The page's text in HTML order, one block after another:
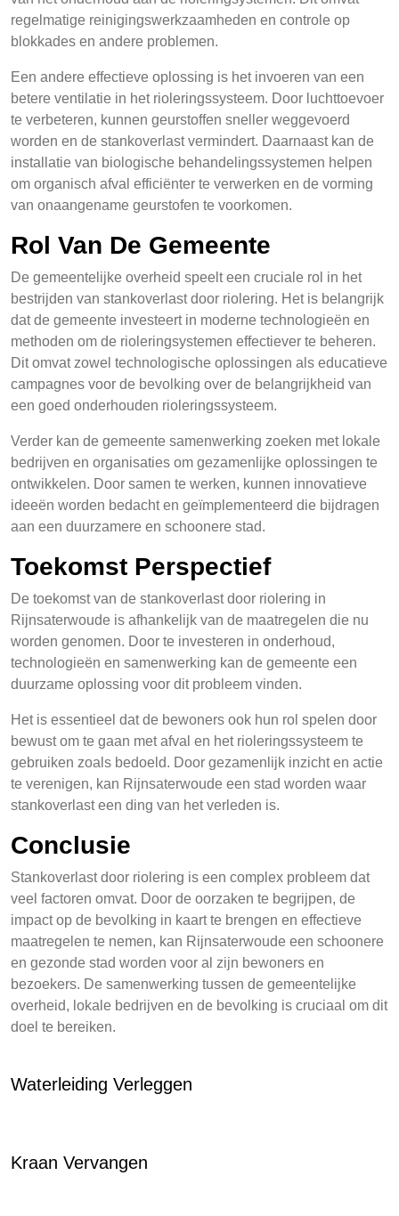
regelmatige reinigingswerkzaamheden en controle op
blokkades en andere problemen.
Een andere effectieve oplossing is het invoeren van een
betere ventilatie in het rioleringssysteem. Door luchttoevoer
te verbeteren, kunnen geurstoffen sneller weggevoerd
worden en de stankoverlast vermindert. Daarnaast kan de
installatie van biologische behandelingssystemen helpen
om organisch afval efficiënter te verwerken en de vorming
van onaangename geurstofen te voorkomen.
Rol Van De Gemeente
De gemeentelijke overheid speelt een cruciale rol in het
bestrijden van stankoverlast door riolering. Het is belangrijk
dat de gemeente investeert in moderne technologieën en
methoden om de rioleringsystemen effectiever te beheren.
Dit omvat zowel technologische oplossingen als educatieve
campagnes voor de bevolking over de belangrijkheid van
een goed onderhouden rioleringssysteem.
Verder kan de gemeente samenwerking zoeken met lokale
bedrijven en organisaties om gezamenlijke oplossingen te
ontwikkelen. Door samen te werken, kunnen innovatieve
ideeën worden bedacht en geïmplementeerd die bijdragen
aan een duurzamere en schoonere stad.
Toekomst Perspectief
De toekomst van de stankoverlast door riolering in
Rijnsaterwoude is afhankelijk van de maatregelen die nu
worden genomen. Door te investeren in onderhoud,
technologieën en samenwerking kan de gemeente een
duurzame oplossing voor dit probleem vinden.
Het is essentieel dat de bewoners ook hun rol spelen door
bewust om te gaan met afval en het rioleringssysteem te
gebruiken zoals bedoeld. Door gezamenlijk inzicht en actie
te verenigen, kan Rijnsaterwoude een stad worden waar
stankoverlast een ding van het verleden is.
Conclusie
Stankoverlast door riolering is een complex probleem dat
veel factoren omvat. Door de oorzaken te begrijpen, de
impact op de bevolking in kaart te brengen en effectieve
maatregelen te nemen, kan Rijnsaterwoude een schoonere
en gezonde stad worden voor al zijn bewoners en
bezoekers. De samenwerking tussen de gemeentelijke
overheid, lokale bedrijven en de bevolking is cruciaal om dit
doel te bereiken.
Waterleiding Verleggen
Kraan Vervangen